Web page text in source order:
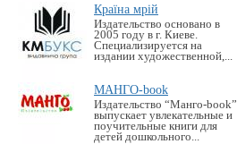
Країна мрій
Издательство основано в
2005 году в г. Киеве.
Специализируется на
издании художественной,...
МАНГО-book
Издательство “Манго-book”
выпускает увлекательные и
поучительные книги для
детей дошкольного...